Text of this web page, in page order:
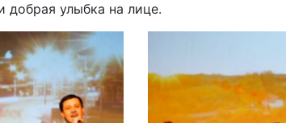
улыбка на лице.